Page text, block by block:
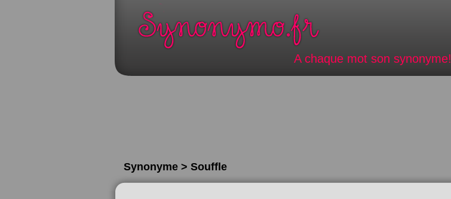
A chaque mot son synonyme!
Synonyme > Souffle